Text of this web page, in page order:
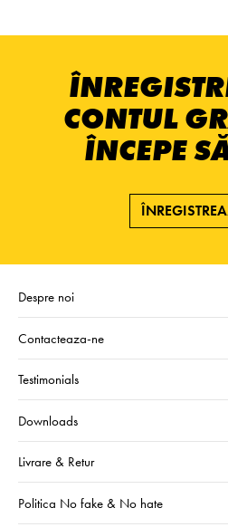
CONTUL
ÎNCEPE
Despre noi
Contacteaza-ne
Testimonials
Downloads
Livrare & Retur
Politica No fake & No hate